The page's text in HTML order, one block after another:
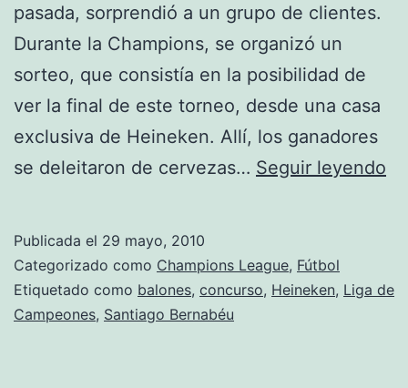
pasada, sorprendió a un grupo de clientes.
Durante la Champions, se organizó un
sorteo, que consistía en la posibilidad de
ver la final de este torneo, desde una casa
exclusiva de Heineken. Allí, los ganadores
se deleitaron de cervezas… Seguir leyendo
Publicada el 29 mayo, 2010
Categorizado como Champions League, Fútbol
Etiquetado como balones, concurso, Heineken, Liga de
Campeones, Santiago Bernabéu